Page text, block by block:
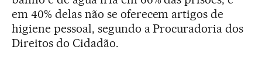
em 40% delas não se oferecem artigos de
higiene pessoal, segundo a Procuradoria dos
Direitos do Cidadão.